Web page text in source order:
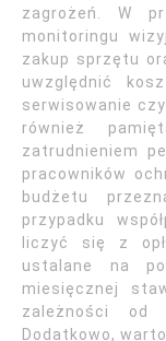
zagrożeń. W
monitoringu
zakup sprzętu
uwzględnić
serwisowanie
również
zatrudnieniem
pracowników
budżetu
przypadku
liczyć się z
ustalane na
miesięcznej
zależności
Dodatkowo,